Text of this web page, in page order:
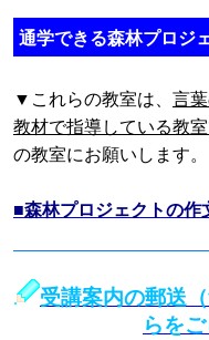
通学できる森林プロジ
▼これらの教室は、 言
教材で指導している教
の教室にお願いします。
■森林プロジェクトの作
受講案内の郵送
らを